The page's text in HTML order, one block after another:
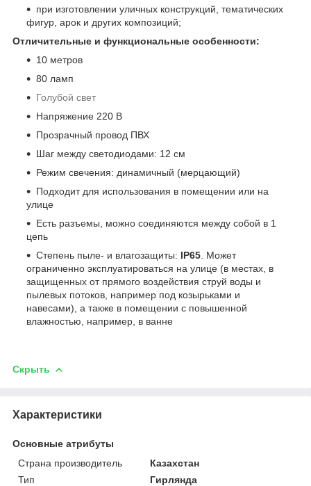
при изготовлении уличных конструкций, тематических
фигур, арок и других композиций;
Отличительные и функциональные особенности:
10 метров
80 ламп
Голубой свет
Напряжение 220 В
Прозрачный провод ПВХ
Шаг между светодиодами: 12 см
Режим свечения: динамичный (мерцающий)
Подходит для использования в помещении или на
улице
Есть разъемы, можно соединяются между собой в 1
цепь
Степень пыле- и влагозащиты: IP65 . Может
ограниченно эксплуатироваться на улице (в местах, в
защищенных от прямого воздействия струй воды и
пылевых потоков, например под козырьками и
навесами), а также в помещении с повышенной
влажностью, например, в ванне
Скрыть
Характеристики
Основные атрибуты
Страна производитель
Казахстан
Тип
Гирлянда